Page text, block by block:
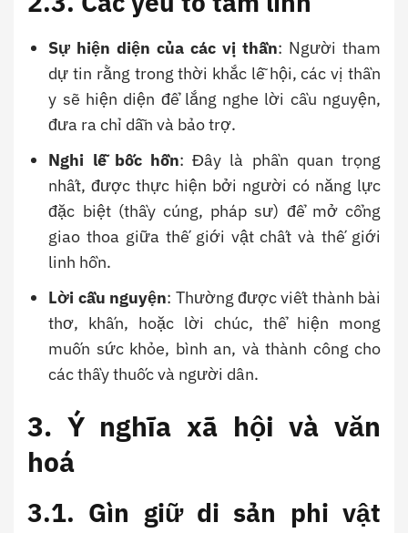
Sự hiện diện của các vị thần: Người tham
dự tin rằng trong thời khắc lễ hội, các vị thần
y sẽ hiện diện để lắng nghe lời cầu nguyện,
đưa ra chỉ dẫn và bảo trợ.
Nghi lễ bốc hồn: Đây là phần quan trọng
nhất, được thực hiện bởi người có năng lực
đặc biệt (thầy cúng, pháp sư) để mở cổng
giao thoa giữa thế giới vật chất và thế giới
linh hồn.
Lời cầu nguyện: Thường được viết thành bài
thơ, khấn, hoặc lời chúc, thể hiện mong
muốn sức khỏe, bình an, và thành công cho
các thầy thuốc và người dân.
3. Ý nghĩa xã hội và văn
hoá
3.1. Gìn giữ di sản phi vật